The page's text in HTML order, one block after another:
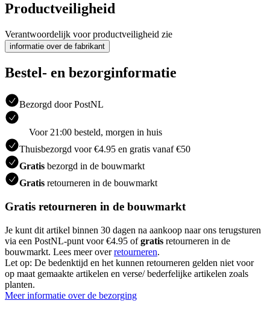
Productveiligheid
Verantwoordelijk voor productveiligheid zie
informatie over de fabrikant
Bestel- en bezorginformatie
Bezorgd door PostNL
Voor 21:00 besteld, morgen in huis
Thuisbezorgd voor €4.95 en gratis vanaf €50
Gratis bezorgd in de bouwmarkt
Gratis retourneren in de bouwmarkt
Gratis retourneren in de bouwmarkt
Je kunt dit artikel binnen 30 dagen na aankoop naar ons terugsturen
via een PostNL-punt voor €4.95 ofgratis retourneren in de
bouwmarkt. Lees meer overretourneren.
Let op: De bedenktijd en het kunnen retourneren gelden niet voor
op maat gemaakte artikelen en verse/ bederfelijke artikelen zoals
planten.
Meer informatie over de bezorging